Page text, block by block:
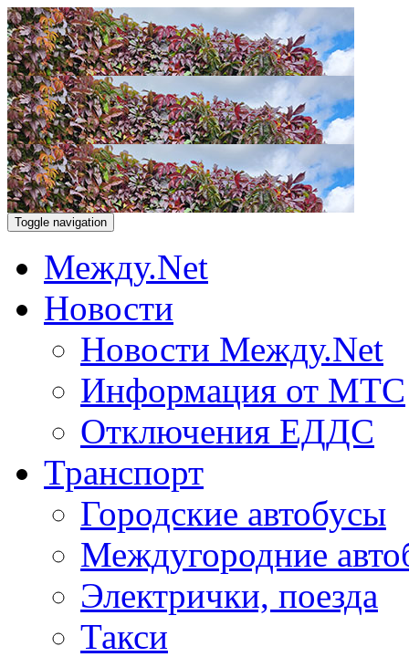
Toggle navigation
Между.Net
Новости
Новости Между.Net
Информация от МТС
Отключения ЕДДС
Транспорт
Городские автобусы
Междугородние
Электрички, поезда
Такси